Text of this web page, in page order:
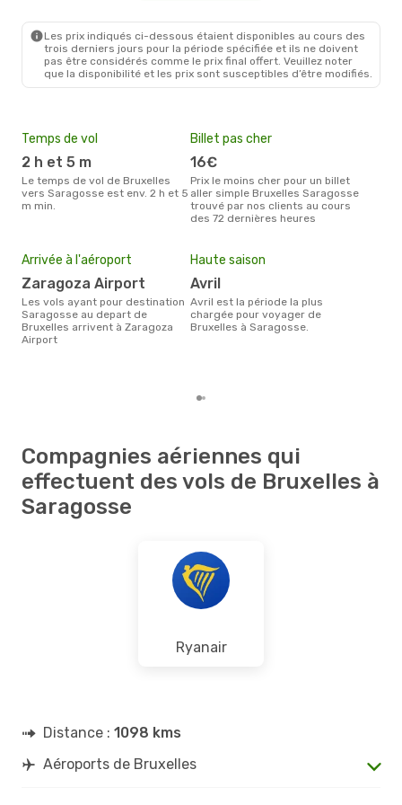
Les prix indiqués ci-dessous étaient disponibles au cours des
trois derniers jours pour la période spécifiée et ils ne doivent
pas être considérés comme le prix final offert. Veuillez noter
que la disponibilité et les prix sont susceptibles d’être modifiés.
Temps de vol
2 h et 5 m
Le temps de vol de Bruxelles
vers Saragosse est env. 2 h et 5
m min.
Billet pas cher
16€
Prix le moins cher pour un billet
aller simple Bruxelles Saragosse
trouvé par nos clients au cours
des 72 dernières heures
Arrivée à l'aéroport
Zaragoza Airport
Les vols ayant pour destination
Saragosse au depart de
Bruxelles arrivent à Zaragoza
Airport
Haute saison
avril
avril est la période la plus
chargée pour voyager de
Bruxelles à Saragosse.
Compagnies aériennes qui
effectuent des vols de Bruxelles à
Saragosse
Ryanair
Distance : 1098 kms
Aéroports de Bruxelles